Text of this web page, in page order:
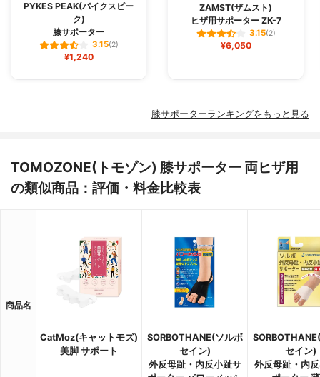
PYKES PEAK(パイクスピー
ク)
膝サポーター
3.15(2)
¥1,240
ZAMST(ザムスト)
ヒザ用サポーター ZK-7
3.15(2)
¥6,050
膝サポーターランキングをもっと見る
TOMOZONE(トモゾン) 膝サポーター 両ヒザ用
の類似商品：評価・料金比較表
商品名
CatMoz(キャットモズ)
美脚 サポート
SORBOTHANE(ソルボ
セイン)
外反母趾・内反小趾サ
セイン)
外反母趾・内